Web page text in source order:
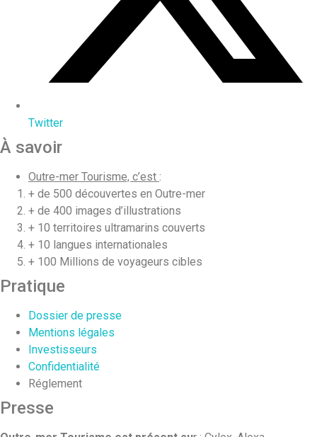
Twitter
À savoir
Outre-mer Tourisme, c’est :
+ de 500 découvertes en Outre-mer
+ de 400 images d’illustrations
+ 10 territoires ultramarins couverts
+ 10 langues internationales
+ 100 Millions de voyageurs cibles
Pratique
Dossier de presse
Mentions légales
Investisseurs
Confidentialité
Réglement
Presse